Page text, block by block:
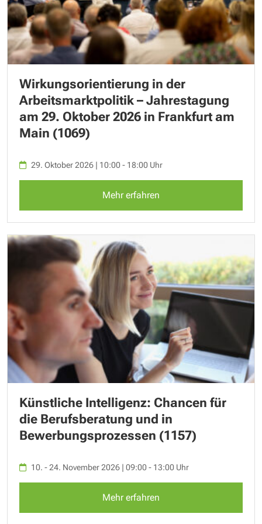
Wirkungsorientierung in der
Arbeitsmarktpolitik – Jahrestagung
am 29. Oktober 2026 in Frankfurt am
Main (1069)
29. Oktober 2026 | 10:00 - 18:00 Uhr
Mehr erfahren
Künstliche Intelligenz: Chancen für
die Berufsberatung und in
Bewerbungsprozessen (1157)
10. - 24. November 2026 | 09:00 - 13:00 Uhr
Mehr erfahren